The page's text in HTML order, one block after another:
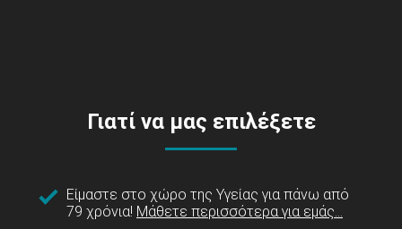
Γιατί να μας επιλέξετε
Είμαστε στο χώρο της Υγείας για πάνω από
79 χρόνια! Μάθετε περισσότερα για εμάς...